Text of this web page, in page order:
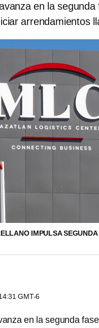
en la
arrendamientos
IMPULSA
GMT-6
en la segunda